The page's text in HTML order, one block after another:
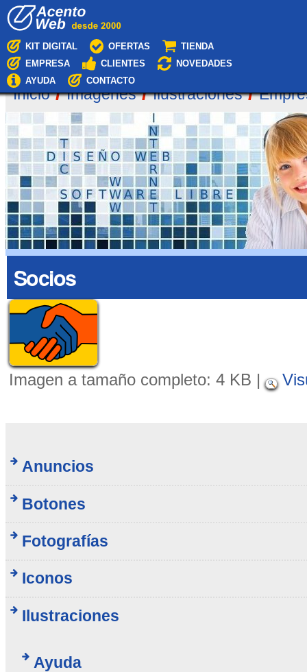
KIT DIGITAL OFERTAS
TIENDA
EMPRESA
CLIENTES
NOVEDADES
AYUDA
CONTACTO
Inicio /Imágenes /Ilustraciones /
Socios
Imagen a tamaño completo: 4 KB |
Anuncios
Botones
Fotografías
Iconos
Ilustraciones
Ayuda